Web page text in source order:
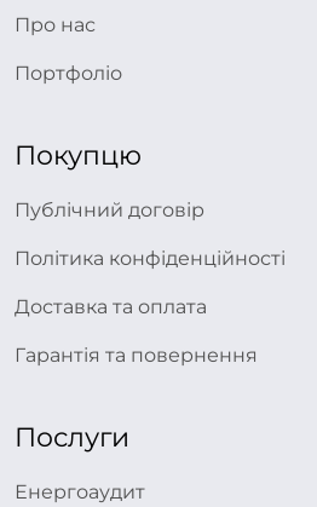
Про нас
Портфоліо
Покупцю
Публічний договір
Політика конфіденційності
Доставка та оплата
Гарантія та повернення
Послуги
Енергоаудит